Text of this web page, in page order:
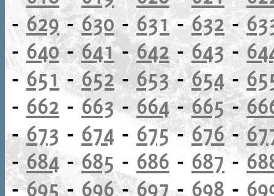
- 629-630 -631-632 -
- 640-641-642- 643 -
- 651 -652- 653-654-
- 662 - 663-664-665-
-673 - 674 - 675-676-
-684-685 - 686 - 687 -
-695- 696-697- 698 -